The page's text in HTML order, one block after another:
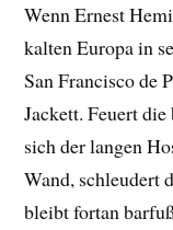
Wenn Ernest
kalten Europa in
San Francisco de
Jackett. Feuert
sich der langen
Wand, schleudert
bleibt fortan